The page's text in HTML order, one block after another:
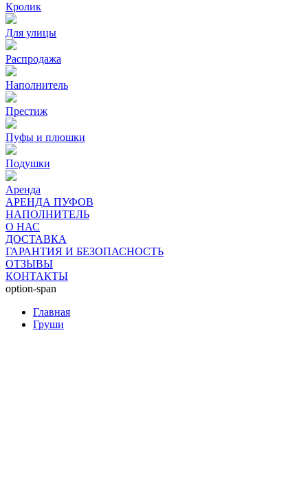
Кролик
Для улицы
Распродажа
Наполнитель
Престиж
Пуфы и плюшки
Подушки
Аренда
АРЕНДА ПУФОВ
НАПОЛНИТЕЛЬ
О НАС
ДОСТАВКА
ГАРАНТИЯ И БЕЗОПАСНОСТЬ
ОТЗЫВЫ
КОНТАКТЫ
option-span
Главная
Груши